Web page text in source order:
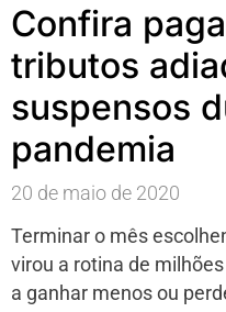
Confira
tributos
suspensos
pandemia
20 de maio de 2020
Terminar o mês
virou a rotina de
a ganhar menos ou